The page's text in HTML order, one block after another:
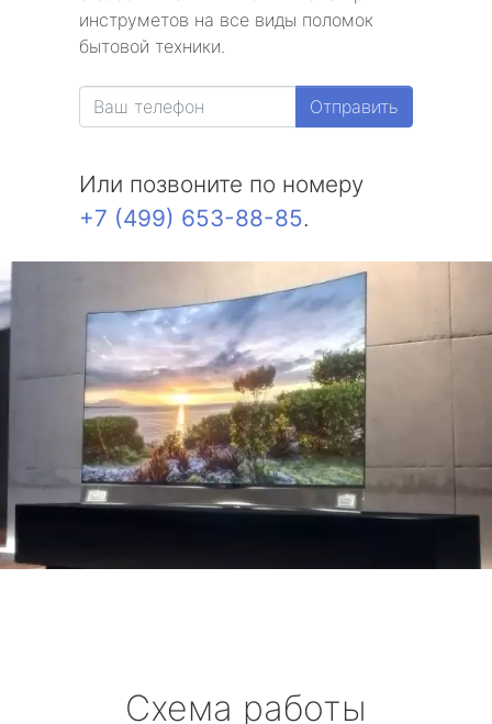
метро Бульвар Дмитрия Донского
метро Белорусская
метро Красносельская
метро Беляево
метро Бибирево
метро Водный стадион
метро Курская
метро Жулебино
инструметов на все виды поломок
бытовой техники.
Отправить
Или позвоните по номеру
+7 (499) 653-88-85.
Схема работы